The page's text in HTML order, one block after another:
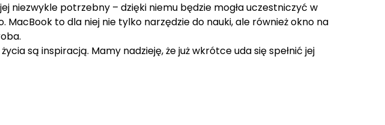
niezwykle potrzebny – dzięki niemu będzie mogła uczestniczyć w
to dla niej nie tylko narzędzie do nauki, ale również okno na
są inspiracją. Mamy nadzieję, że już wkrótce uda się spełnić jej